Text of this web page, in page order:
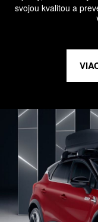
svojou kvalitou a